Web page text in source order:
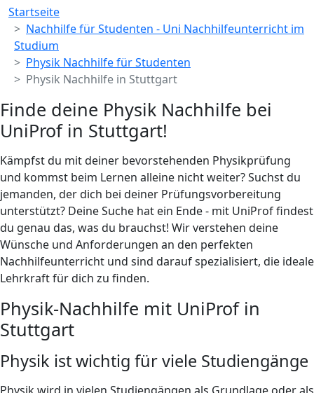
Breadcrumb
Startseite
Nachhilfe für Studenten - Uni Nachhilfeunterricht im
Studium
Physik Nachhilfe für Studenten
Physik Nachhilfe in Stuttgart
Finde deine Physik Nachhilfe bei
UniProf in Stuttgart!
Kämpfst du mit deiner bevorstehenden Physikprüfung
und kommst beim Lernen alleine nicht weiter? Suchst du
jemanden, der dich bei deiner Prüfungsvorbereitung
unterstützt? Deine Suche hat ein Ende - mit UniProf findest
du genau das, was du brauchst! Wir verstehen deine
Wünsche und Anforderungen an den perfekten
Nachhilfeunterricht und sind darauf spezialisiert, die ideale
Lehrkraft für dich zu finden.
Physik-Nachhilfe mit UniProf in
Stuttgart
Physik ist wichtig für viele Studiengänge